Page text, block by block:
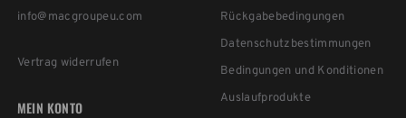
info@macgroupeu.com
Vertrag widerrufen
Rückgabebedingungen
Datenschutzbestimmungen
Bedingungen und Konditionen
Auslaufprodukte
MEIN KONTO